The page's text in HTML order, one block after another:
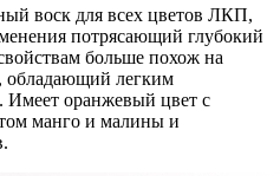
воск для всех цветов ЛКП,
потрясающий глубокий
больше похож на
обладающий легким
Имеет оранжевый цвет с
манго и малины и